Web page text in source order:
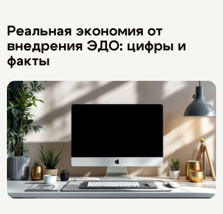
Реальная экономия от
внедрения ЭДО: цифры и
факты